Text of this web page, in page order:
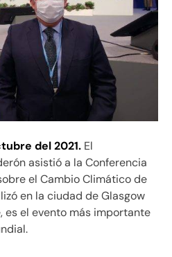
del 2021. El
asistió a la Conferencia
el Cambio Climático de
en la ciudad de Glasgow
es el evento más importante